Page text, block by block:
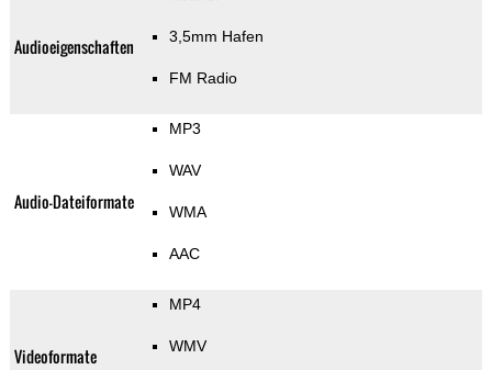
Audioeigenschaften 3,5mm Hafen
FM Radio
Audio-Dateiformate
MP3
WAV
WMA
AAC
Videoformate
MP4
WMV